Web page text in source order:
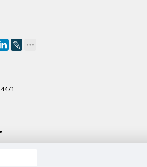
по всему Таможенному союзу.